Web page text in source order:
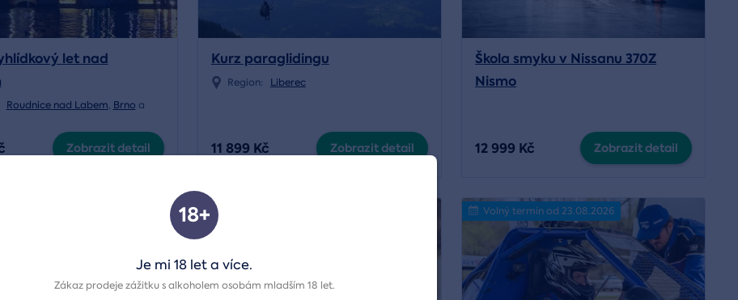
let nad
Roudnice nad Labem, Brno a
Zobrazit detail
Kurz paraglidingu
Region: Liberec
11 899 Kč Zobrazit detail
Škola smyku v Nissanu 370Z
Nismo
12 999 Kč Zobrazit detail
Volný termín od 23.08.2026
18+
Je mi 18 let a více.
Zákaz prodeje zážitku s alkoholem osobám mladším 18 let.